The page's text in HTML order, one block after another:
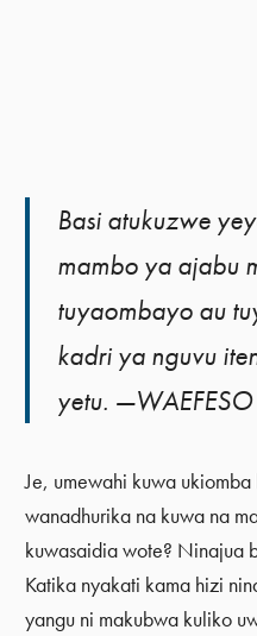
Basi atukuzwe
mambo ya ajabu
tuyaombayo au
kadri ya nguvu
yetu.
Je, umewahi kuwa ukiomba
wanadhurika na kuwa na
kuwasaidia wote? Ninajua
Katika nyakati kama hizi
yangu ni makubwa kuliko